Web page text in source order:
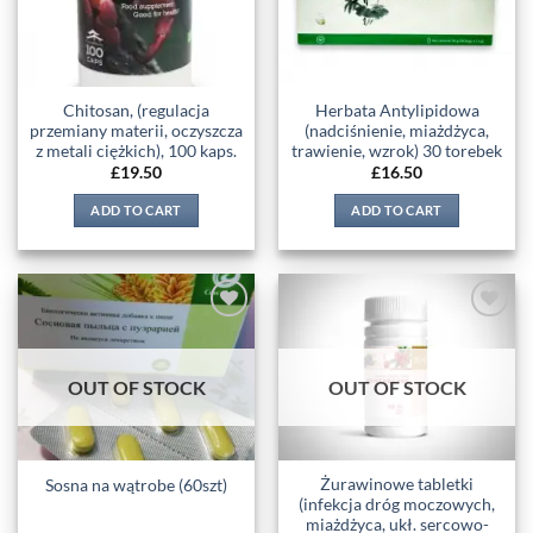
Chitosan, (regulacja
przemiany materii, oczyszcza
z metali ciężkich), 100 kaps.
£19.50
ADD TO CART
Herbata Antylipidowa
(nadciśnienie, miażdżyca,
trawienie, wzrok) 30 torebek
£16.50
ADD TO CART
Add to
wishlist
OUT OF STOCK
Sosna na wątrobe (60szt)
wishlist
OUT OF STOCK
Żurawinowe tabletki
(infekcja dróg moczowych,
miażdżyca, ukł. sercowo-